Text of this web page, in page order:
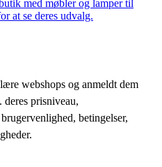
med møbler og lamper til
at se deres udvalg.
webshops og anmeldt dem
prisniveau,
betingelser,